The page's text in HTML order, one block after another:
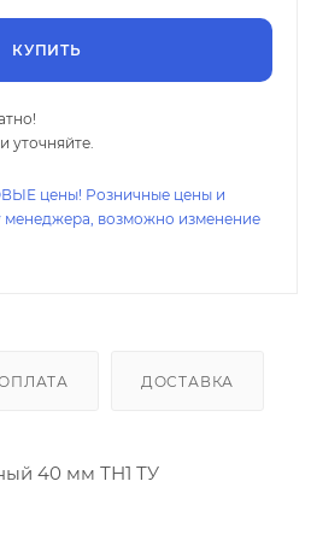
КУПИТЬ
уточняйте.
цены! Розничные цены и
менеджера, возможно изменение
ДОСТАВКА
40 мм ТН1 ТУ